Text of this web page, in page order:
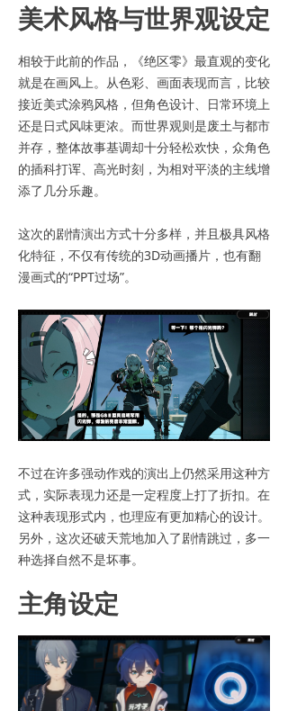
美术风格与世界观设定
相较于此前的作品，《绝区零》最直观的变化
就是在画风上。从色彩、画面表现而言，比较
接近美式涂鸦风格，但角色设计、日常环境上
还是日式风味更浓。而世界观则是废土与都市
并存，整体故事基调却十分轻松欢快，众角色
的插科打诨、高光时刻，为相对平淡的主线增
添了几分乐趣。
这次的剧情演出方式十分多样，并且极具风格
化特征，不仅有传统的3D动画播片，也有翻
漫画式的“PPT过场”。
不过在许多强动作戏的演出上仍然采用这种方
式，实际表现力还是一定程度上打了折扣。在
这种表现形式内，也理应有更加精心的设计。
另外，这次还破天荒地加入了剧情跳过，多一
种选择自然不是坏事。
主角设定